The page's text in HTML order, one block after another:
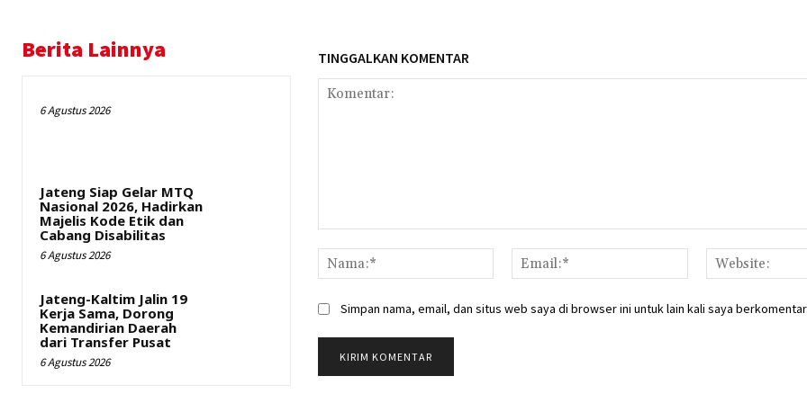
Berita Lainnya
6 Agustus 2026
Jateng Siap Gelar MTQ
Nasional 2026, Hadirkan
Majelis Kode Etik dan
Cabang Disabilitas
6 Agustus 2026
Jateng-Kaltim Jalin 19
Kerja Sama, Dorong
Kemandirian Daerah
dari Transfer Pusat
6 Agustus 2026
TINGGALKAN KOMENTAR
Nama:*
Email:*
Simpan nama, email, dan situs web saya di browser ini untuk lain kali saya berkomentar.